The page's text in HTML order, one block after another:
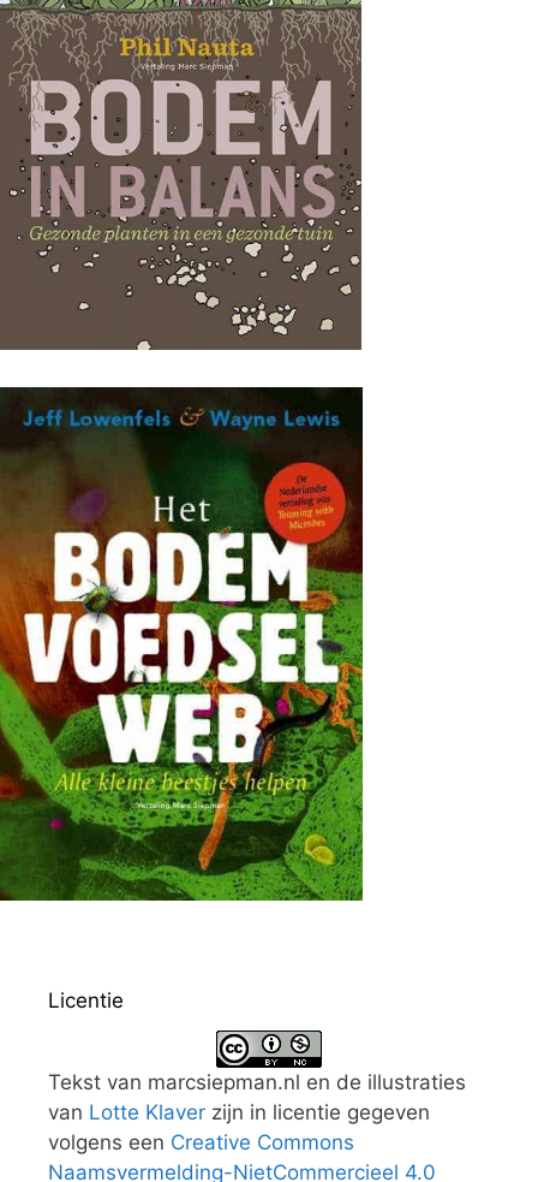
Licentie
Tekst van marcsiepman.nl en de illustraties
van Lotte Klaver zijn in licentie gegeven
volgens een Creative Commons
Naamsvermelding-NietCommercieel 4.0